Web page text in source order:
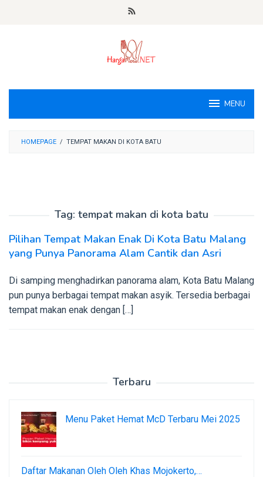
MENU
HOMEPAGE / TEMPAT MAKAN DI KOTA BATU
Tag: tempat makan di kota batu
Pilihan Tempat Makan Enak Di Kota Batu Malang
yang Punya Panorama Alam Cantik dan Asri
Di samping menghadirkan panorama alam, Kota Batu Malang
pun punya berbagai tempat makan asyik. Tersedia berbagai
tempat makan enak dengan […]
Terbaru
Menu Paket Hemat McD Terbaru Mei 2025
Daftar Makanan Oleh Oleh Khas Mojokerto,…